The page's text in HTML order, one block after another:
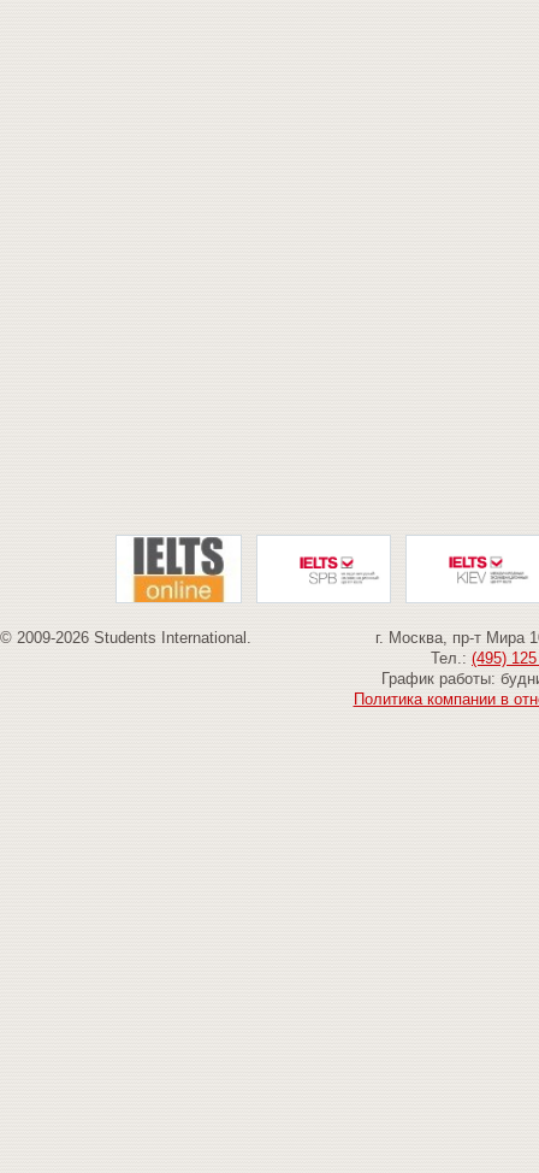
© 2009-2026 Students International.
г. Москва, пр-т Мира
Тел.: (495)
График работы:
Политика компании в